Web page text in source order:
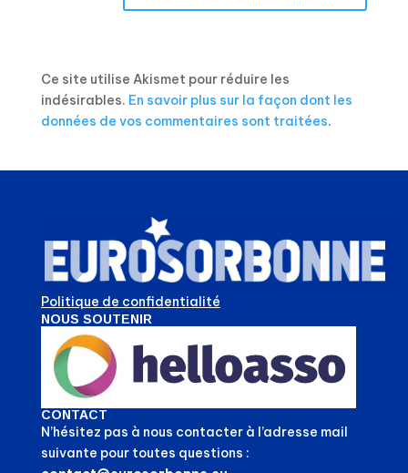
Ce site utilise Akismet pour réduire les
indésirables. En savoir plus sur la façon dont les
données de vos commentaires sont traitées.
Politique de confidentialité
NOUS SOUTENIR
CONTACT
N’hésitez pas à nous contacter à l’adresse mail
suivante pour toutes questions :